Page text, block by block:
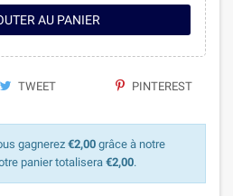
AU PANIER
TWEET PINTEREST
gagnerez €2,00 grâce à notre
panier totalisera €2,00.